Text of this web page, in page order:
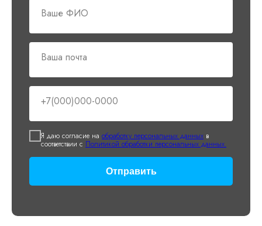
Ваше ФИО
Ваша почта
+7(000)000-0000
Я даю согласие на обработку персональных данных в
соответствии с Политикой обработки персональных данных.
Отправить